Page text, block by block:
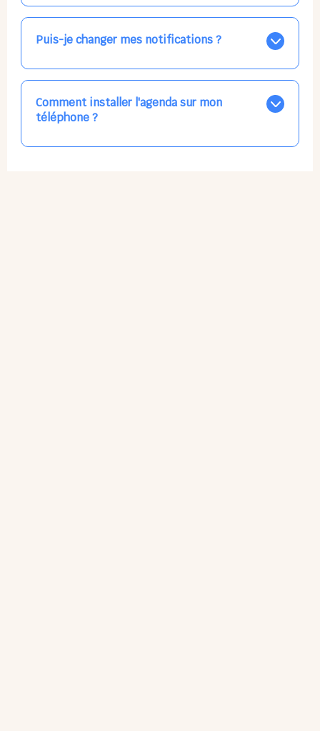
Votre accueil est normalement facturé par la direction
de la crèche, en fin de mois, selon votre taux horaire
habituel. N'hésitez pas à confirmer directement avec
l'équipe lors de la prochaine visite !
Puis-je changer mes notifications ?
Dans votre profil (bouton bleu en haut à droite), vous
pouvez choisir de recevoir les alertes et confirmations
par email, par SMS, par les deux canaux en même
temps, ou bien de ne plus les recevoir du tout, ce qui
ne vous empêchera pas d’accéder au calendrier
Comment installer l'agenda sur mon
téléphone ?
L'application n'existe pas sur l'App Store ni Google Play